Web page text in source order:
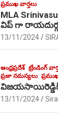
ప్రముఖ వార్తలు
MLA
విప్ గా
13/11/2024
ఆంధ్రప్రదేశ్ ట్రేండింగ్
ప్రజా సమస్యలు
విజయసాయిరెడ్డికి
13/11/2024